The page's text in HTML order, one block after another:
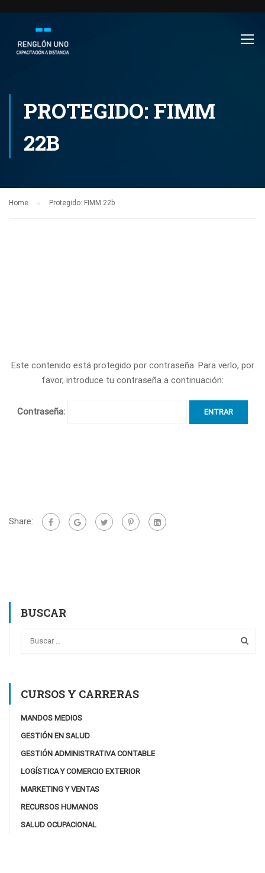
PROTEGIDO: FIMM
22B
Home Protegido: FIMM 22b
Este contenido está protegido por contraseña. Para verlo, por
favor, introduce tu contraseña a continuación:
Contraseña:
Share:
BUSCAR
CURSOS Y CARRERAS
MANDOS MEDIOS
GESTIÓN EN SALUD
GESTIÓN ADMINISTRATIVA CONTABLE
LOGÍSTICA Y COMERCIO EXTERIOR
MARKETING Y VENTAS
RECURSOS HUMANOS
SALUD OCUPACIONAL